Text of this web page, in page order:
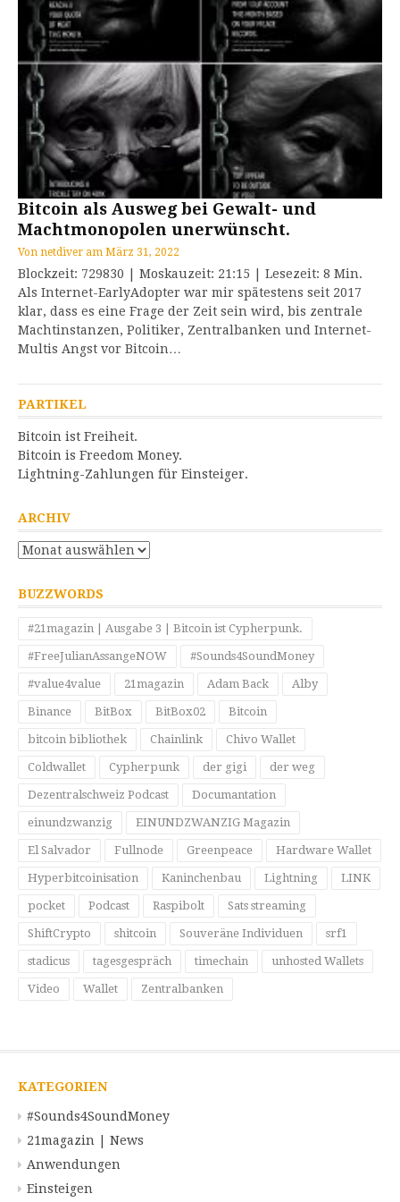
Bitcoin als Ausweg bei Gewalt- und
Machtmonopolen unerwünscht.
Von netdiver am März 31, 2022
Blockzeit: 729830 | Moskauzeit: 21:15 | Lesezeit: 8 Min.
Als Internet-EarlyAdopter war mir spätestens seit 2017
klar, dass es eine Frage der Zeit sein wird, bis zentrale
Machtinstanzen, Politiker, Zentralbanken und Internet-
Multis Angst vor Bitcoin…
PARTIKEL
Bitcoin ist Freiheit.
Bitcoin is Freedom Money.
Lightning-Zahlungen für Einsteiger.
ARCHIV
Archiv
BUZZWORDS
#21magazin | Ausgabe 3 | Bitcoin ist Cypherpunk.
#FreeJulianAssangeNOW #Sounds4SoundMoney
#value4value 21magazin Adam Back Alby
Binance BitBox BitBox02 Bitcoin
bitcoin bibliothek Chainlink Chivo Wallet
Coldwallet Cypherpunk der gigi der weg
Dezentralschweiz Podcast Documantation
einundzwanzig EINUNDZWANZIG Magazin
El Salvador Fullnode Greenpeace Hardware Wallet
Hyperbitcoinisation Kaninchenbau Lightning LINK
pocket Podcast Raspibolt Sats streaming
ShiftCrypto shitcoin Souveräne Individuen srf1
stadicus tagesgespräch timechain unhosted Wallets
Video Wallet Zentralbanken
KATEGORIEN
#Sounds4SoundMoney
21magazin | News
Anwendungen
Einsteigen